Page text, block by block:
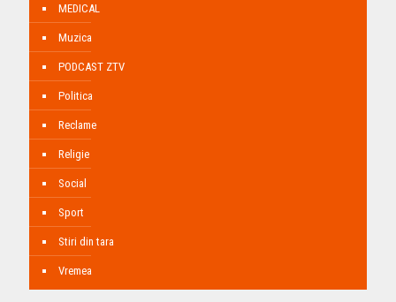
MEDICAL
Muzica
PODCAST ZTV
Politica
Reclame
Religie
Social
Sport
Stiri din tara
Vremea